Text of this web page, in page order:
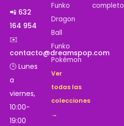
📲 632
164 954
✉️
contacto@dreamspop.com
🕒 Lunes
a
viernes,
10:00-
19:00
Funko
Dragon
Ball
Funko
Pokémon
Ver
todas las
colecciones
→
completo